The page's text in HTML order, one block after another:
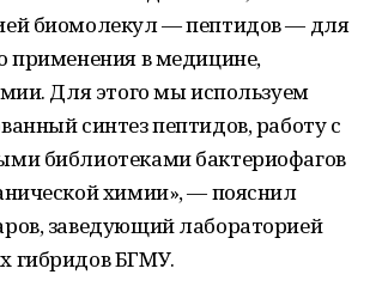
биомолекул — пептидов — для
применения в медицине,
Для этого мы используем
синтез пептидов, работу с
библиотеками бактериофагов
химии», — пояснил
заведующий лабораторией
гибридов БГМУ.